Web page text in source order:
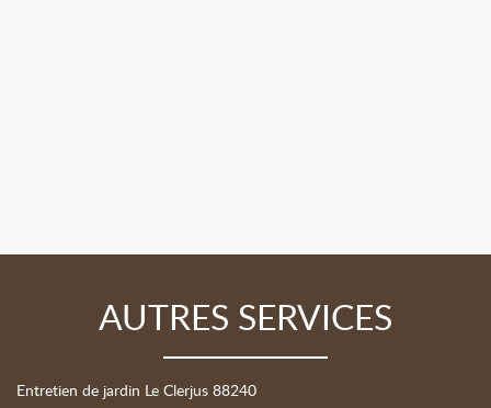
AUTRES SERVICES
Entretien de jardin Le Clerjus 88240